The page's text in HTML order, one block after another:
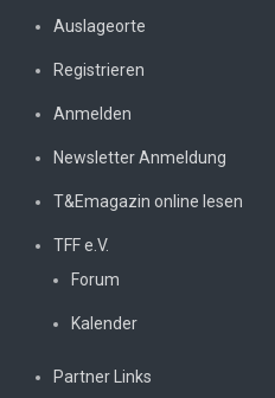
Auslageorte
Registrieren
Anmelden
Newsletter Anmeldung
T&Emagazin online lesen
TFF e.V.
Forum
Kalender
Partner Links